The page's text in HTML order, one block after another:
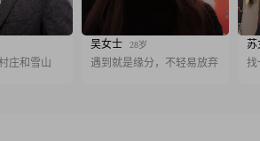
庄和雪山
吴女士 28岁
遇到就是缘分，不轻易放弃
苏
找